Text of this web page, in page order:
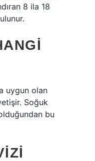
8 ila 18
uygun olan
Soğuk
bu